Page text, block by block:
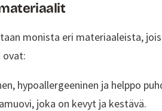
monista eri materiaaleista,
hypoallergeeninen ja helppo
joka on kevyt ja kestävä.